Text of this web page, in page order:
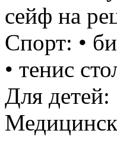
сейф на
Спорт: •
• тенис
Для детей: